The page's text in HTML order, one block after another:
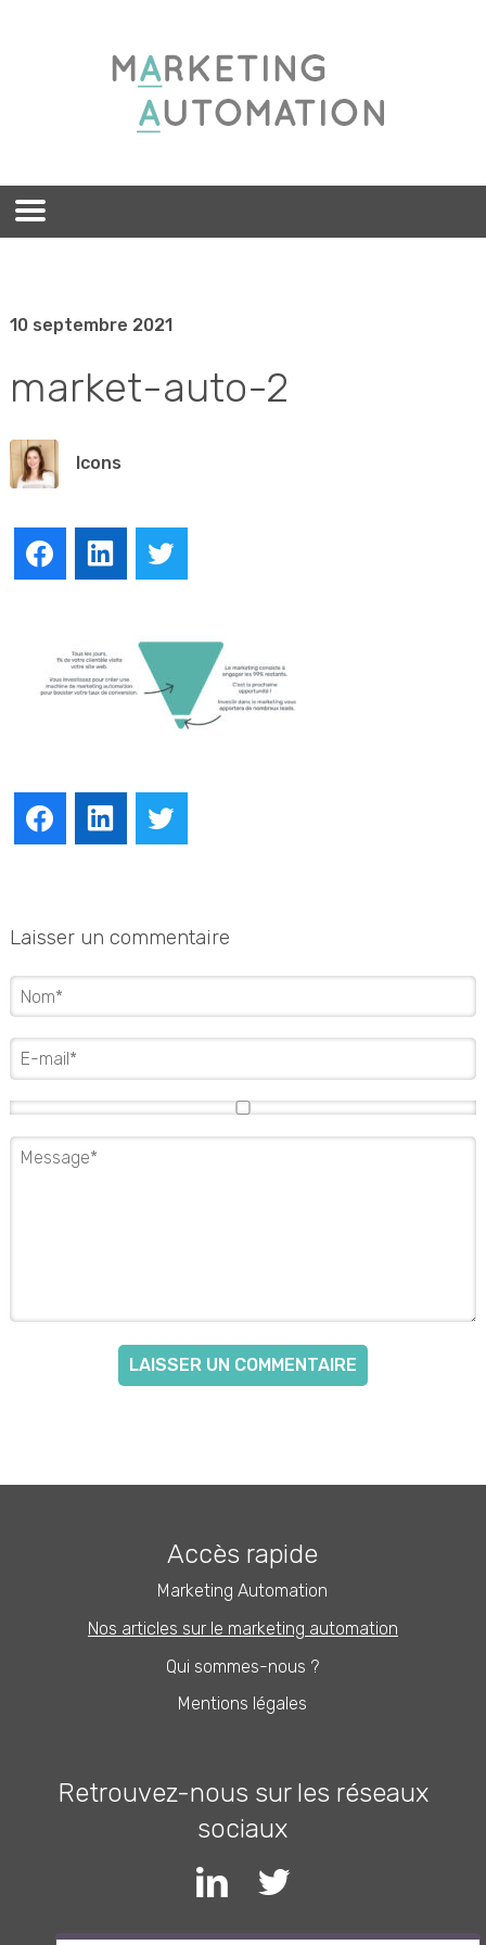
10 septembre 2021
market-auto-2
lcons
FacebookLinkedIn
FacebookLinkedIn
Laisser un commentaire
Accès rapide
Marketing Automation
Nos articles sur le marketing automation
Qui sommes-nous ?
Mentions légales
Retrouvez-nous sur les réseaux
sociaux